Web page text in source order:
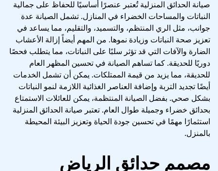
صيانة الحدائق المنزلية تُعتبر عنصرًا أساسيًا للحفاظ على جمالية
النباتات والمساحات الخضراء في المنازل. تشمل الصيانة عدة
جوانب، مثل الري المنتظم، والتسميد، والتقليم، مما يساعد في
تعزيز صحة النباتات وزيادة نموها. من المهم أيضاً إزالة الأعشاب
الضارة والآفات التي قد تؤثر سلبًا على النباتات، مما يتطلب فحصًا
دوريًا للحديقة. كما تساهم الصيانة في تحسين المظهر العام
للحديقة، مما يزيد من قيمة الممتلكات. يمكن أن تشمل الخدمات
أيضًا تجديد التربة وإضافة العناصر الغذائية اللازمة لنمو النباتات
بشكل صحي. بفضل الصيانة المنتظمة، يمكن للعائلات الاستمتاع
بحدائق خضراء وجميلة طوال العام. تعتبر صيانة الحدائق المنزلية
استثمارًا مهمًا في تحسين جودة الحياة وتعزيز البيئة المحيطة
بالمنزل.
مصمم حدائق الرياض